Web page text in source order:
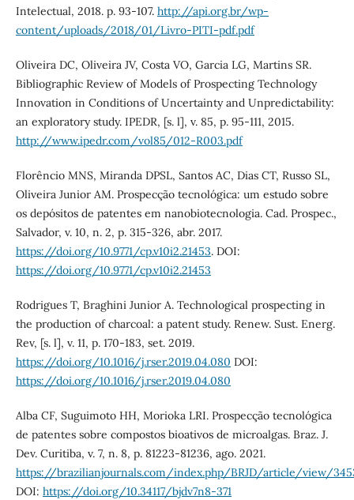
Intelectual, 2018. p. 93-107. http://api.org.br/wp-
content/uploads/2018/01/Livro-PITI-pdf.pdf
Oliveira DC, Oliveira JV, Costa VO, Garcia LG, Martins SR.
Bibliographic Review of Models of Prospecting Technology
Innovation in Conditions of Uncertainty and Unpredictability:
an exploratory study. IPEDR, [s. l], v. 85, p. 95-111, 2015.
http://www.ipedr.com/vol85/012-R003.pdf
Florêncio MNS, Miranda DPSL, Santos AC, Dias CT, Russo SL,
Oliveira Junior AM. Prospecção tecnológica: um estudo sobre
os depósitos de patentes em nanobiotecnologia. Cad. Prospec.,
Salvador, v. 10, n. 2, p. 315-326, abr. 2017.
https://doi.org/10.9771/cp.v10i2.21453. DOI:
https://doi.org/10.9771/cp.v10i2.21453
Rodrigues T, Braghini Junior A. Technological prospecting in
the production of charcoal: a patent study. Renew. Sust. Energ.
Rev, [s. l], v. 11, p. 170-183, set. 2019.
https://doi.org/10.1016/j.rser.2019.04.080 DOI:
https://doi.org/10.1016/j.rser.2019.04.080
Alba CF, Suguimoto HH, Morioka LRI. Prospecção tecnológica
de patentes sobre compostos bioativos de microalgas. Braz. J.
Dev. Curitiba, v. 7, n. 8, p. 81223-81236, ago. 2021.
https://brazilianjournals.com/index.php/BRJD/article/view/
DOI: https://doi.org/10.34117/bjdv7n8-371